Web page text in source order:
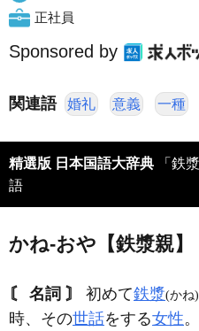
正社員
Sponsored by
関連語 婚礼 意義 一種
精選版 日本国語大辞典
語
かね‐おや【鉄漿親】
〘 名詞 〙 初めて鉄漿(かね)
時、その世話をする女性。